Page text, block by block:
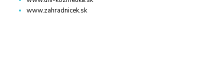
www.zahradnicek.sk